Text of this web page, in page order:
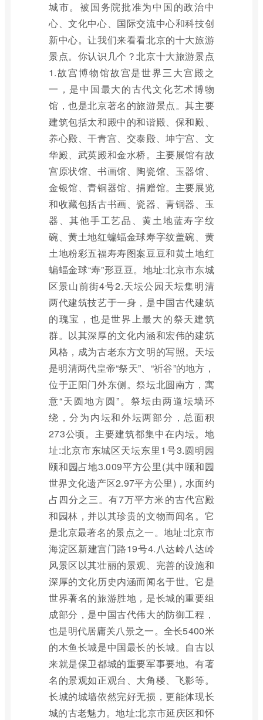
城市。被国务院批准为中国的政治中
心、文化中心、国际交流中心和科技创
新中心。让我们来看看北京的十大旅游
景点。你认识几个？北京十大旅游景点
1.故宫博物馆故宫是世界三大宫殿之
一，是中国最大的古代文化艺术博物
馆，也是北京著名的旅游景点。其主要
建筑包括太和殿中的和谐殿、保和殿、
养心殿、干青宫、交泰殿、坤宁宫、文
华殿、武英殿和金水桥。主要展馆有故
宫原状馆、书画馆、陶瓷馆、玉器馆、
金银馆、青铜器馆、捐赠馆。主要展览
和收藏包括古书画、瓷器、青铜器、玉
器、其他手工艺品、黄土地蓝寿字纹
碗、黄土地红蝙蝠金球寿字纹盖碗、黄
土地粉彩五福寿寿图案豆豆和黄土地红
蝙蝠金球“寿”形豆豆。地址:北京市东城
区景山前街4号2.天坛公园天坛集明清
两代建筑技艺于一身，是中国古代建筑
的瑰宝，也是世界上最大的祭天建筑
群。以其深厚的文化内涵和宏伟的建筑
风格，成为古老东方文明的写照。天坛
是明清两代皇帝“祭天”、“祈谷”的地方，
位于正阳门外东侧。祭坛北圆南方，寓
意“天圆地方圆”。祭坛由两道坛墙环
绕，分为内坛和外坛两部分，总面积
273公顷。主要建筑都集中在内坛。地
址:北京市东城区天坛东里1号3.圆明园
颐和园占地3.009平方公里(其中颐和园
世界文化遗产区2.97平方公里)，水面约
占四分之三。有7万平方米的古代宫殿
和园林，并以其珍贵的文物而闻名。它
是北京最著名的景点之一。地址:北京市
海淀区新建宫门路19号4.八达岭八达岭
风景区以其壮丽的景观、完善的设施和
深厚的文化历史内涵而闻名于世。它是
世界著名的旅游胜地，是长城的重要组
成部分，是中国古代伟大的防御工程，
也是明代居庸关八景之一。全长5400米
的木鱼长城是中国最长的长城。自古以
来就是保卫都城的重要军事要地。有著
名的景观如正观台、大角楼、飞影等。
长城的城墙依然完好无损，更能体现长
城的古老魅力。地址:北京市延庆区和怀